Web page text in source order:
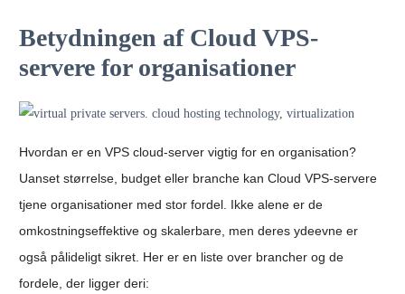
Betydningen af Cloud VPS-
servere for organisationer
Hvordan er en VPS cloud-server vigtig for en organisation?
Uanset størrelse, budget eller branche kan Cloud VPS-servere
tjene organisationer med stor fordel. Ikke alene er de
omkostningseffektive og skalerbare, men deres ydeevne er
også pålideligt sikret. Her er en liste over brancher og de
fordele, der ligger deri: